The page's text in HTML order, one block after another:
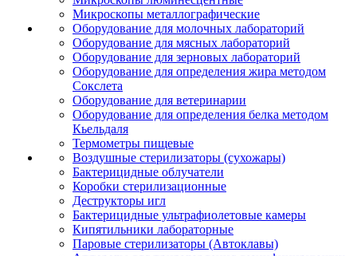
Микроскопы металлографические
Оборудование для молочных лабораторий
Оборудование для мясных лабораторий
Оборудование для зерновых лабораторий
Оборудование для определения жира методом
Сокслета
Оборудование для ветеринарии
Оборудование для определения белка методом
Кьельдаля
Термометры пищевые
Воздушные стерилизаторы (сухожары)
Бактерицидные облучатели
Коробки стерилизационные
Деструкторы игл
Бактерицидные ультрафиолетовые камеры
Кипятильники лабораторные
Паровые стерилизаторы (Автоклавы)